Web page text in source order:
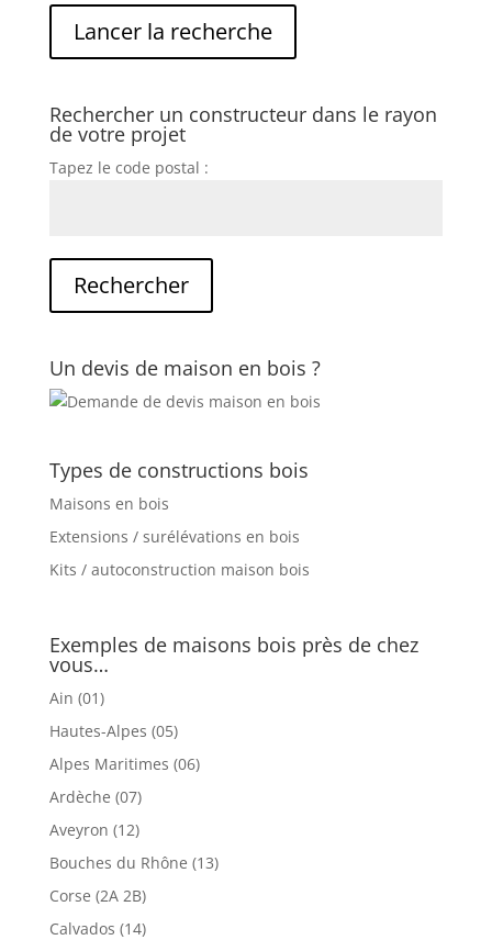
Rechercher un constructeur dans le rayon
de votre projet
Tapez le code postal :
Un devis de maison en bois ?
Types de constructions bois
Maisons en bois
Extensions / surélévations en bois
Kits / autoconstruction maison bois
Exemples de maisons bois près de chez
vous…
Ain (01)
Hautes-Alpes (05)
Alpes Maritimes (06)
Ardèche (07)
Aveyron (12)
Bouches du Rhône (13)
Corse (2A 2B)
Calvados (14)